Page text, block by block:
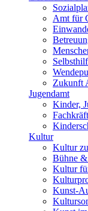
Amt für
Zukunft
Jugendamt
Kinder,
Kultur
Kultur
Bühne
Kultur
Kunst-